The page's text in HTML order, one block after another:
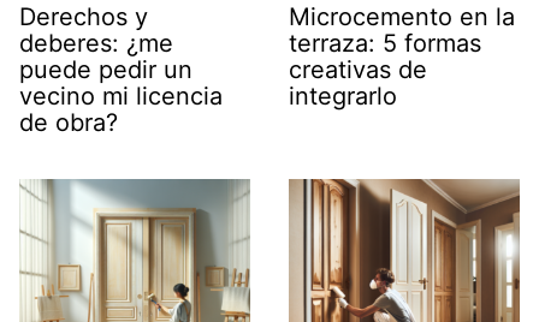
Derechos y
deberes: ¿me
puede pedir un
vecino mi licencia
de obra?
Microcemento en la
terraza: 5 formas
creativas de
integrarlo